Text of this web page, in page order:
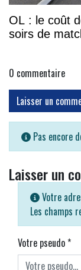
OL : le coût
soirs de
0 commentaire
Laisser un
Pas encore
Laisser un
Votre
Les champs
Votre pseudo*